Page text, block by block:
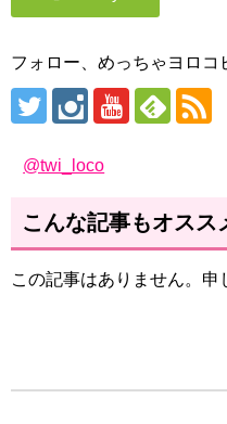
フォロー、めっちゃヨロコ
@twi_loco
こんな記事もオスス
この記事はありません。申